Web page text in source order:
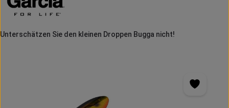
Unterschätzen Sie den kleinen Droppen Bugga nicht!